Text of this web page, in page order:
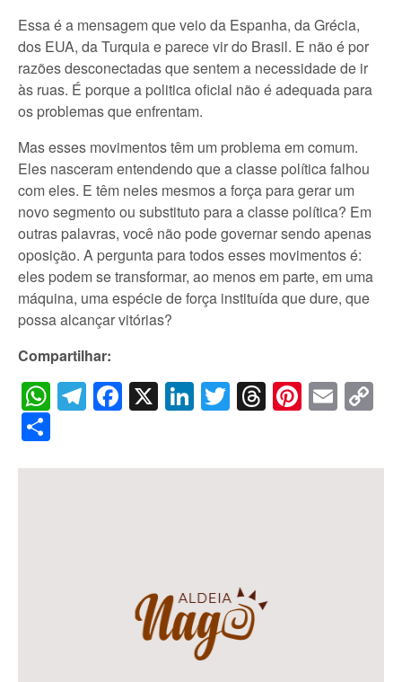
Essa é a mensagem que veio da Espanha, da Grécia,
dos EUA, da Turquia e parece vir do Brasil. E não é por
razões desconectadas que sentem a necessidade de ir
às ruas. É porque a politica oficial não é adequada para
os problemas que enfrentam.
Mas esses movimentos têm um problema em comum.
Eles nasceram entendendo que a classe política falhou
com eles. E têm neles mesmos a força para gerar um
novo segmento ou substituto para a classe política? Em
outras palavras, você não pode governar sendo apenas
oposição. A pergunta para todos esses movimentos é:
eles podem se transformar, ao menos em parte, em uma
máquina, uma espécie de força instituída que dure, que
possa alcançar vitórias?
Compartilhar:
WhatsApp
Telegram
Facebook
X LinkedIn
Twitter
Threads